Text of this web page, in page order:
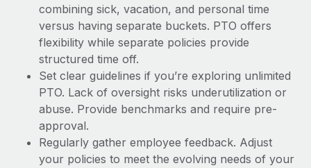
combining sick, vacation, and personal time
versus having separate buckets. PTO offers
flexibility while separate policies provide
structured time off.
Set clear guidelines if you’re exploring unlimited
PTO. Lack of oversight risks underutilization or
abuse. Provide benchmarks and require pre-
approval.
Regularly gather employee feedback. Adjust
your policies to meet the evolving needs of your